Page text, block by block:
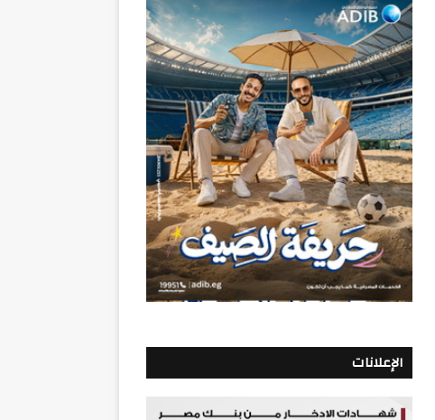
الإعلانات